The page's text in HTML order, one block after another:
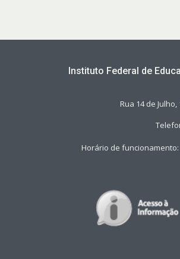
Instituto Federal de
Rua 14 de
Horário de